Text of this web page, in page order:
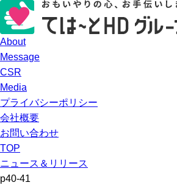
About
Message
CSR
Media
プライバシーポリシー
会社概要
お問い合わせ
TOP
ニュース＆リリース
p40-41